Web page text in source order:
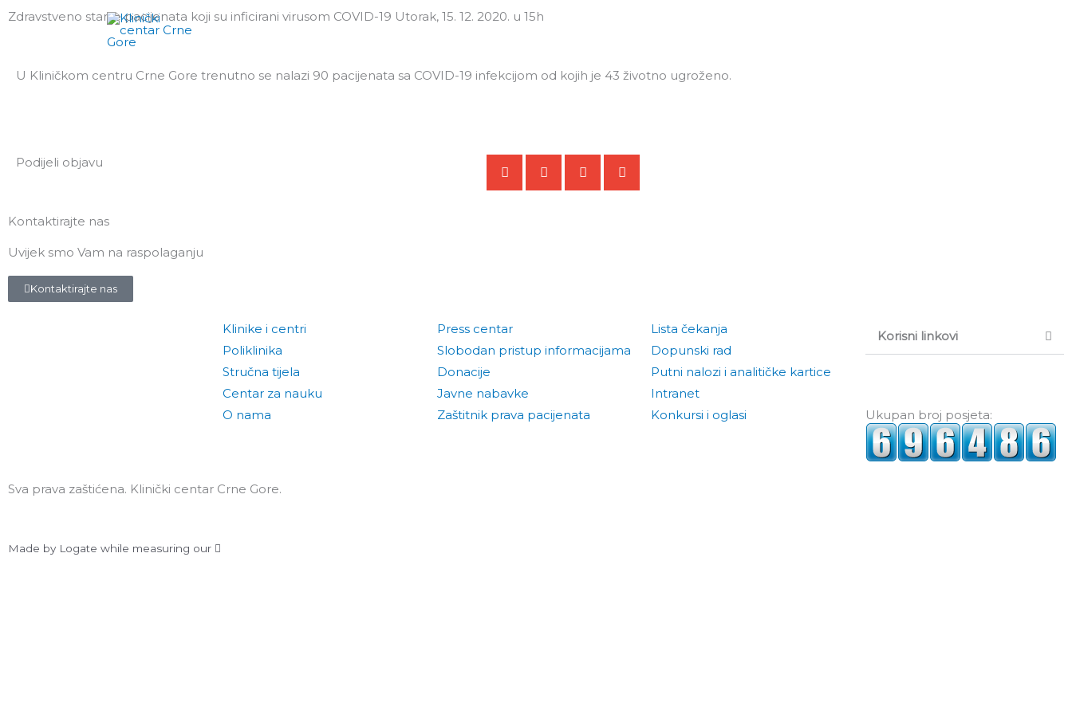
Pređi
Zdravstveno stanje pacijenata koji su inficirani virusom COVID-19 Utorak, 15. 12. 2020. u 15h
U Kliničkom centru Crne Gore trenutno se nalazi 90 pacijenata sa COVID-19 infekcijom od kojih je 43 životno ugroženo.
Podijeli objavu
Kontaktirajte nas
Uvijek smo Vam na raspolaganju
Kontaktirajte nas
Klinike i centri
Poliklinika
Stručna tijela
Centar za nauku
O nama
Press centar
Slobodan pristup informacijama
Donacije
Javne nabavke
Zaštitnik prava pacijenata
Lista čekanja
Dopunski rad
Putni nalozi i analitičke kartice
Intranet
Konkursi i oglasi
Korisni linkovi
Ukupan broj posjeta:
Sva prava zaštićena. Klinički centar Crne Gore.
Made by Logate while measuring our